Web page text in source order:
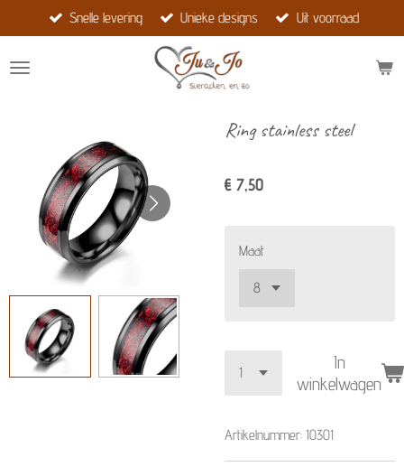
direct
naar
Snelle levering Unieke designs Uit voorraad
Ring stainless steel
€ 7,50
Maat
In
winkelwagen
Artikelnummer: 10301